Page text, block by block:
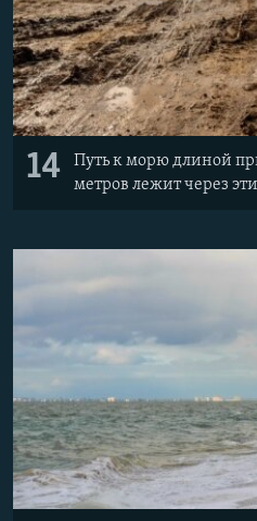
14
Путь к морю длиной
метров лежит через